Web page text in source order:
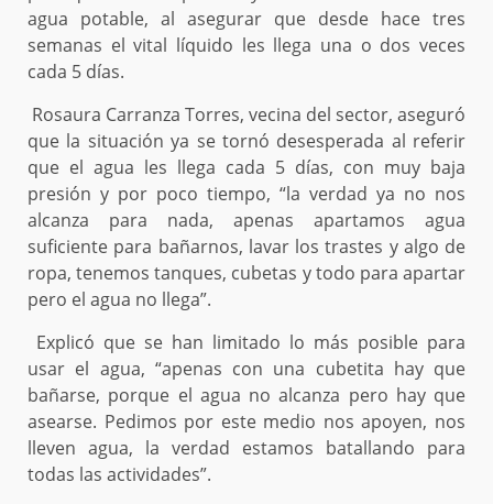
agua potable, al asegurar que desde hace tres
semanas el vital líquido les llega una o dos veces
cada 5 días.
Rosaura Carranza Torres, vecina del sector, aseguró
que la situación ya se tornó desesperada al referir
que el agua les llega cada 5 días, con muy baja
presión y por poco tiempo, “la verdad ya no nos
alcanza para nada, apenas apartamos agua
suficiente para bañarnos, lavar los trastes y algo de
ropa, tenemos tanques, cubetas y todo para apartar
pero el agua no llega”.
Explicó que se han limitado lo más posible para
usar el agua, “apenas con una cubetita hay que
bañarse, porque el agua no alcanza pero hay que
asearse. Pedimos por este medio nos apoyen, nos
lleven agua, la verdad estamos batallando para
todas las actividades”.